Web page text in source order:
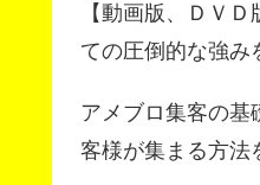
【動画版、ＤＶ
ての圧倒的な強み
アメブロ集客の基
客様が集まる方法